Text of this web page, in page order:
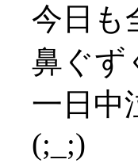
今日も
鼻ぐず
一日中
(;_;)